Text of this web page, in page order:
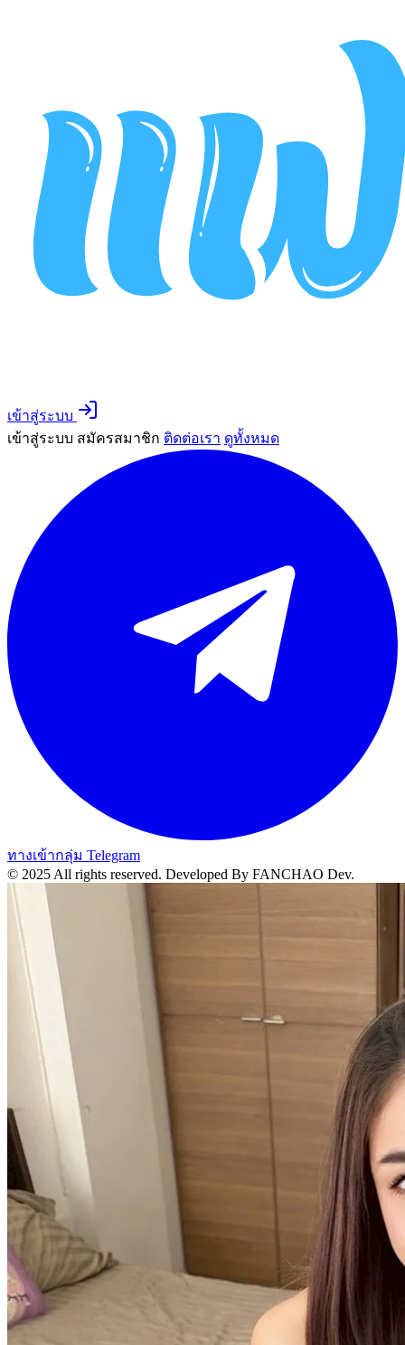
เข้าสู่ระบบ
เข้าสู่ระบบ สมัครสมาชิก ติดต่อเรา ดูทั้งหมด
ทางเข้ากลุ่ม Telegram
© 2025 All rights reserved. Developed By FANCHAO Dev.